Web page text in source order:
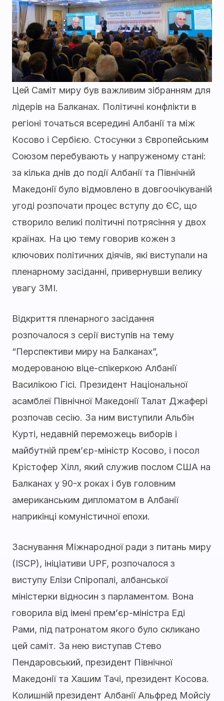
Цей Саміт миру був важливим зібранням для
лідерів на Балканах. Політичні конфлікти в
регіоні точаться всередині Албанії та між
Косово і Сербією. Стосунки з Європейським
Союзом перебувають у напруженому стані:
за кілька днів до події Албанії та Північній
Македонії було відмовлено в довгоочікуваній
угоді розпочати процес вступу до ЄС, що
створило великі політичні потрясіння у двох
країнах. На цю тему говорив кожен з
ключових політичних діячів, які виступали на
пленарному засіданні, привернувши велику
увагу ЗМІ.
Відкриття пленарного засідання
розпочалося з серії виступів на тему
“Перспективи миру на Балканах”,
модерованою віце-спікеркою Албанії
Василікою Гісі. Президент Національної
асамблеї Північної Македонії Талат Джафері
розпочав сесію. За ним виступили Альбін
Курті, недавній переможець виборів і
майбутній прем’єр-міністр Косово, і посол
Крістофер Хілл, який служив послом США на
Балканах у 90-х роках і був головним
американським дипломатом в Албанії
наприкінці комуністичної епохи.
Заснування Міжнародної ради з питань миру
(ISCP), ініціативи UPF, розпочалося з
виступу Елізи Спіропалі, албанської
міністерки відносин з парламентом. Вона
говорила від імені прем’єр-міністра Еді
Рами, під патронатом якого було скликано
цей саміт. За нею виступав Стево
Пендаровський, президент Північної
Македонії та Хашим Тачі, президент Косова.
Колишній президент Албанії Альфред Мойсіу